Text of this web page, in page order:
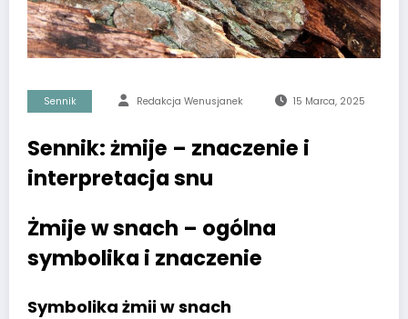
Sennik Redakcja Wenusjanek 15 Marca, 2025
Sennik: żmije – znaczenie i
interpretacja snu
Żmije w snach – ogólna
symbolika i znaczenie
Symbolika żmii w snach